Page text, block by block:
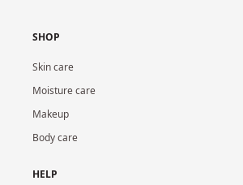
SHOP
Skin care
Moisture care
Makeup
Body care
HELP